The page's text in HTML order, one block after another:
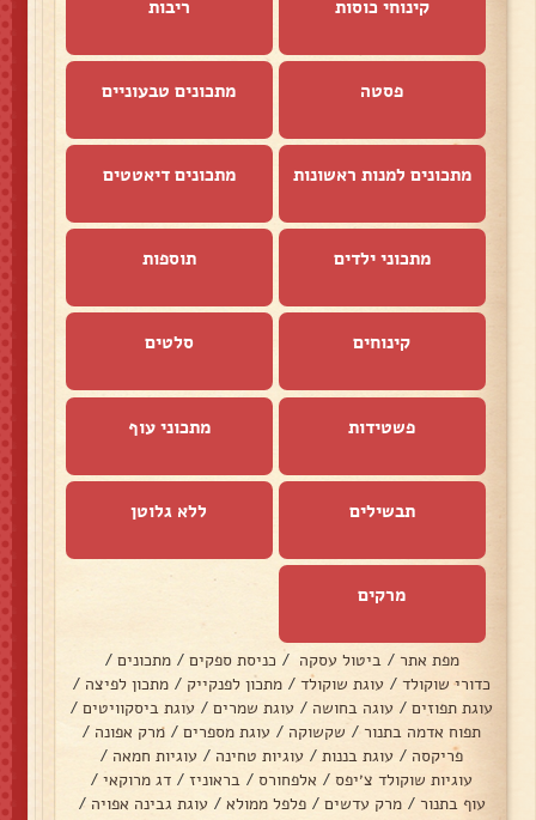
קינוחי כוסות ריבות
פסטה מתכונים טבעוניים
מתכונים למנות ראשונות מתכונים דיאטטים
מתכוני ילדים תוספות
קינוחים סלטים
פשטידות מתכוני עוף
תבשילים ללא גלוטן
מרקים
מפת אתר / ביטול עסקה / כניסת ספקים / מתכונים /
כדורי שוקולד / עוגת שוקולד / מתכון לפנקייק / מתכון לפיצה /
עוגת תפוזים / עוגה בחושה / עוגת שמרים / עוגת ביסקוויטים /
תפוח אדמה בתנור / שקשוקה / עוגת מספרים / מרק אפונה /
פריקסה / עוגת בננות / עוגיות טחינה / עוגיות חמאה /
עוגיות שוקולד צ׳יפס / אלפחורס / בראוניז / דג מרוקאי /
עוף בתנור / מרק עדשים / פלפל ממולא / עוגת גבינה אפויה /